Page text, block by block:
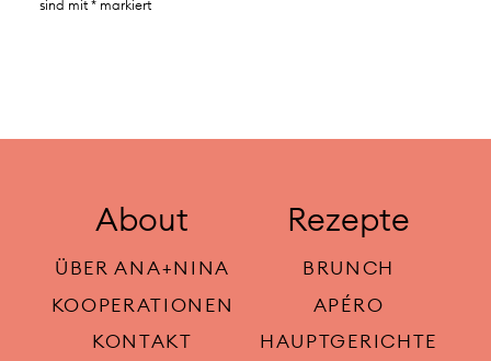
sind mit *markiert
About
ÜBER ANA+NINA
KOOPERATIONEN
KONTAKT
Rezepte
BRUNCH
APÉRO
HAUPTGERICHTE